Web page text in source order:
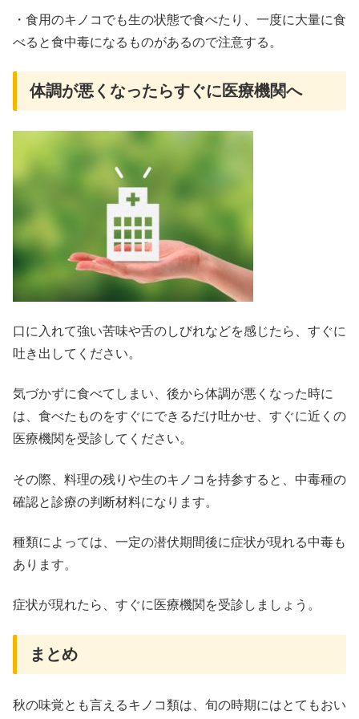
・食用のキノコでも生の状態で食べたり、一度に大量に食
べると食中毒になるものがあるので注意する。
体調が悪くなったらすぐに医療機関へ
口に入れて強い苦味や舌のしびれなどを感じたら、すぐに
吐き出してください。
気づかずに食べてしまい、後から体調が悪くなった時に
は、食べたものをすぐにできるだけ吐かせ、すぐに近くの
医療機関を受診してください。
その際、 料理の残りや生のキノコを持参すると、中毒種の
確認と診療の判断材料になります。
種類によっては、一定の潜伏期間後に症状が現れる中毒も
あります。
症状が現れたら、すぐに医療機関を受診しましょう。
まとめ
秋の味覚とも言えるキノコ類は、旬の時期にはとてもおい